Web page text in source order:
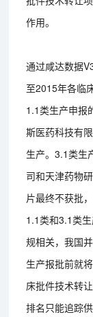
作用。
通过咸达数据
至2015年各临
1.1类生产申报
斯医药科技有
生产。3.1类生
司和天津药物
片最终不获批
1.1类和3.1类
规相关，我国
生产报批前就
床批件技术转
排名只能追踪